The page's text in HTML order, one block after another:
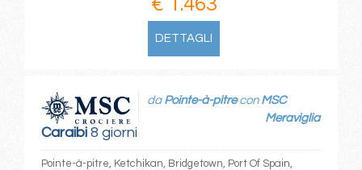
DETTAGLI
Caraibi8 giorni
da Pointe-à-pitrecon MSC
Meraviglia
Pointe-à-pitre, Ketchikan, Bridgetown, Port Of Spain,